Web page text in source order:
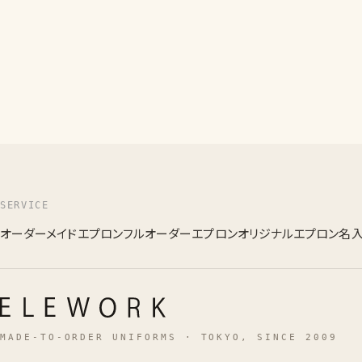
SERVICE
オーダーメイドエプロンフルオーダーエプロンオリジナルエプロン名
MADE-TO-ORDER UNIFORMS · TOKYO, SINCE 2009